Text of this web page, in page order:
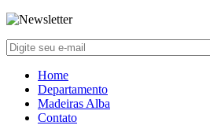
Home
Departamento
Madeiras Alba
Contato